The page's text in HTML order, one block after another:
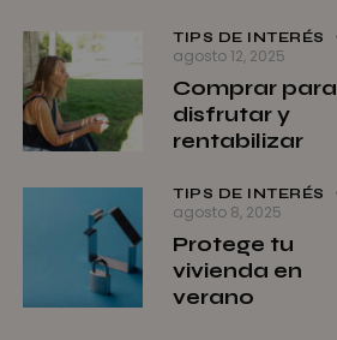
TIPS DE INTERÉS
agosto 12, 2025
Comprar para
disfrutar y
rentabilizar
TIPS DE INTERÉS
agosto 8, 2025
Protege tu
vivienda en
verano